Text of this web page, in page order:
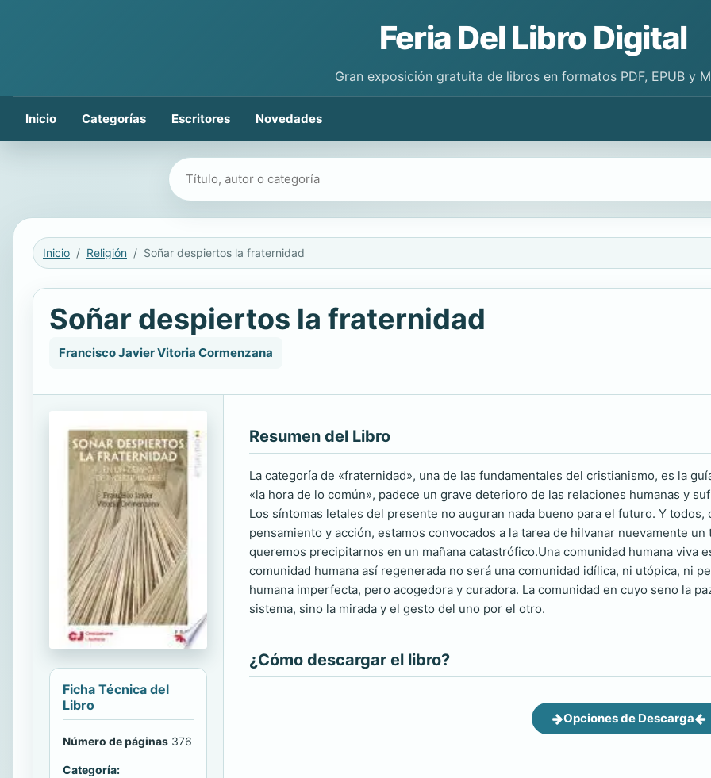
Feria Del Libro Digital
Gran exposición gratuita de libros en formatos PDF, EPUB y
Inicio Categorías Escritores Novedades
Buscar libros
Inicio Religión Soñar despiertos la fraternidad
Soñar despiertos la fraternidad
Francisco Javier Vitoria Cormenzana
Ficha Técnica del
Libro
Número de páginas 376
Categoría:
Resumen del Libro
La categoría de «fraternidad», una de las fundamentales del cristianismo, es la
«la hora de lo común», padece un grave deterioro de las relaciones humanas y
Los síntomas letales del presente no auguran nada bueno para el futuro. Y
pensamiento y acción, estamos convocados a la tarea de hilvanar nuevamente
queremos precipitarnos en un mañana catastrófico.Una comunidad humana viva
comunidad humana así regenerada no será una comunidad idílica, ni utópica, ni
humana imperfecta, pero acogedora y curadora. La comunidad en cuyo seno la
sistema, sino la mirada y el gesto del uno por el otro.
¿Cómo descargar el libro?
Opciones de Descarga